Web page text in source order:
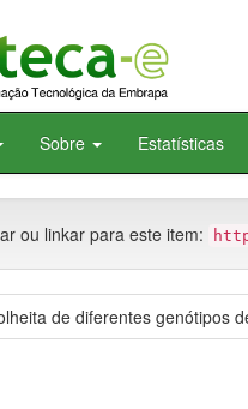
Sobre Estatísticas
ou linkar para este item:
de diferentes genótipos